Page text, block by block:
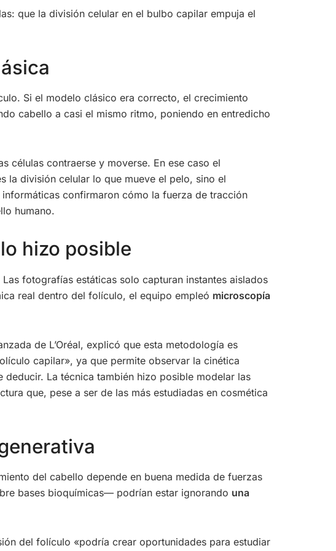
que la división celular en el bulbo capilar empuja el
Si el modelo clásico era correcto, el crecimiento
cabello a casi el mismo ritmo, poniendo en entredicho
células contraerse y moverse. En ese caso el
la división celular lo que mueve el pelo, sino el
confirmaron cómo la fuerza de tracción
humano.
hizo posible
fotografías estáticas solo capturan instantes aislados
real dentro del folículo, el equipo empleó microscopía
de L’Oréal, explicó que esta metodología es
capilar», ya que permite observar la cinética
La técnica también hizo posible modelar las
que, pese a ser de las más estudiadas en cosmética
del cabello depende en buena medida de fuerzas
bases bioquímicas— podrían estar ignorando una
del folículo «podría crear oportunidades para estudiar